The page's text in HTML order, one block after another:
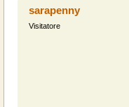
sarapenny
Visitatore